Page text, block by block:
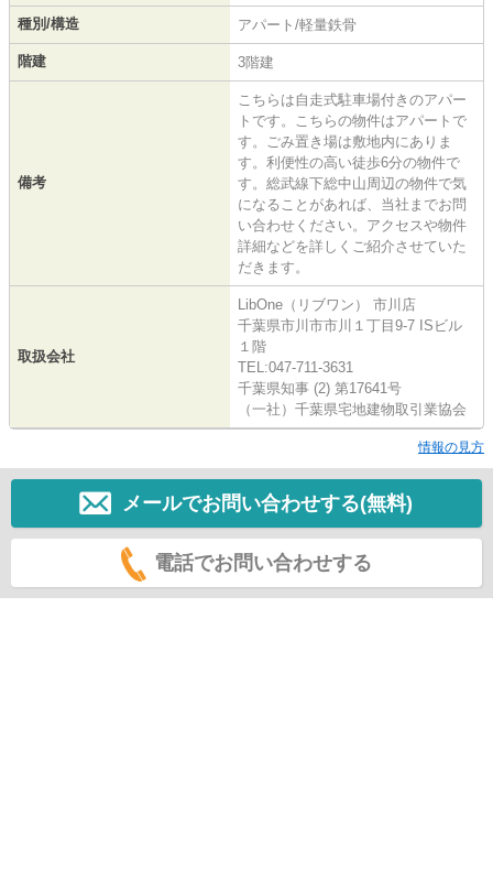
種別/構造 アパート/軽量鉄骨
階建 3階建
備考
こちらは自走式駐車場付きのアパー
トです。こちらの物件はアパートで
す。ごみ置き場は敷地内にありま
す。利便性の高い徒歩6分の物件で
す。総武線下総中山周辺の物件で気
になることがあれば、当社までお問
い合わせください。アクセスや物件
詳細などを詳しくご紹介させていた
だきます。
取扱会社
LibOne（リブワン） 市川店
千葉県市川市市川１丁目9-7 ISビル
１階
TEL:047-711-3631
千葉県知事 (2) 第17641号
（一社）千葉県宅地建物取引業協会
情報の見方
メールでお問い合わせする(無料)
電話でお問い合わせする